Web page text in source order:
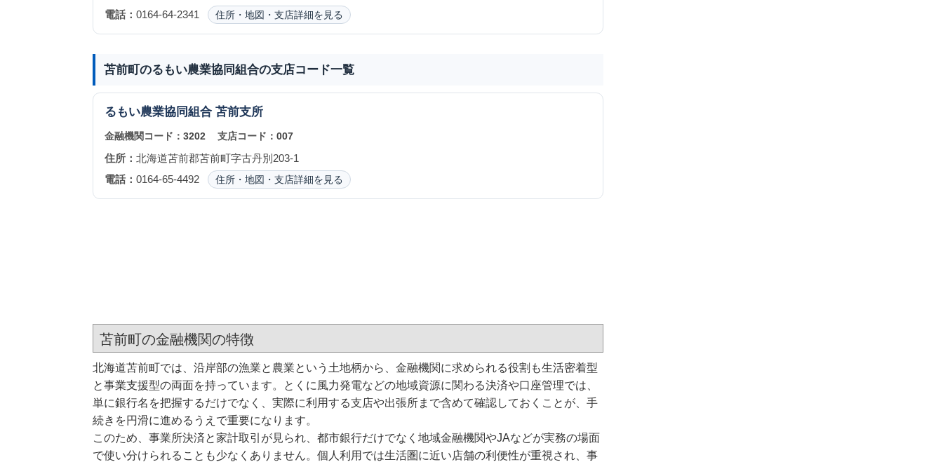
電話： 0164-64-2341 住所・地図・支店詳細を見る
苫前町のるもい農業協同組合の支店コード一覧
るもい農業協同組合 苫前支所
金融機関コード： 3202 支店コード： 007
住所： 北海道苫前郡苫前町字古丹別203-1
電話： 0164-65-4492 住所・地図・支店詳細を見る
苫前町の金融機関の特徴
北海道苫前町では、沿岸部の漁業と農業という土地柄から、金融機関に求められる役割も生活密着型
と事業支援型の両面を持っています。とくに風力発電などの地域資源に関わる決済や口座管理では、
単に銀行名を把握するだけでなく、実際に利用する支店や出張所まで含めて確認しておくことが、手
続きを円滑に進めるうえで重要になります。
このため、事業所決済と家計取引が見られ、都市銀行だけでなく地域金融機関やJAなどが実務の場面
で使い分けられることも少なくありません。個人利用では生活圏に近い店舗の利便性が重視され、事